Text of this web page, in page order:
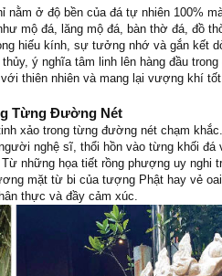
nằm ở độ bền của đá tự nhiên 100%
mộ đá, lăng mộ đá, bàn thờ đá, đồ
hiếu kính, sự tưởng nhớ và gắn kết
ý nghĩa tâm linh lên hàng đầu
thiên nhiên và mang lại vượng khí
Từng Đường Nét
xảo trong từng đường nét chạm
nghệ sĩ, thổi hồn vào từng khối đá
những họa tiết rồng phượng uy nghi
mặt từ bi của tượng Phật hay vẻ
thực và đầy cảm xúc.